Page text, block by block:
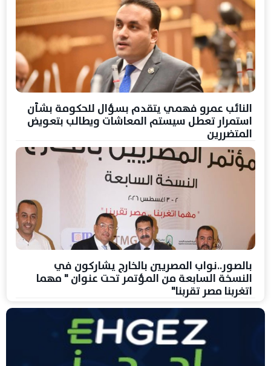
النائب عمرو فهمي يتقدم بسؤال للحكومة بشأن
استمرار تعطل سيستم المعاشات ويطالب بتعويض
المتضررين
بالصور..نواب المصريين بالخارج يشاركون في
النسخة السابعة من المؤتمر تحت عنوان " مهما
اتغربنا مصر تقربنا"